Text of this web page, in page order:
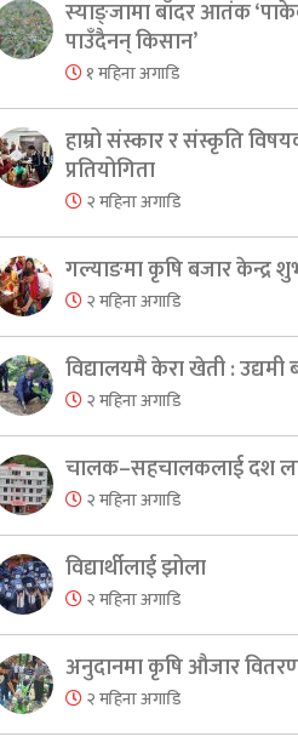
स्याङ्जामा बाँदर आतंक
पाउँदैनन् किसान’
१ महिना अगाडि
हाम्रो संस्कार र संस्कृति
प्रतियोगिता
२ महिना अगाडि
गल्याङमा कृषि बजार केन्द्र
२ महिना अगाडि
विद्यालयमै केरा खेती : उद्यमी
२ महिना अगाडि
चालक–सहचालकलाई दश
२ महिना अगाडि
विद्यार्थीलाई झोला
२ महिना अगाडि
अनुदानमा कृषि औजार
२ महिना अगाडि